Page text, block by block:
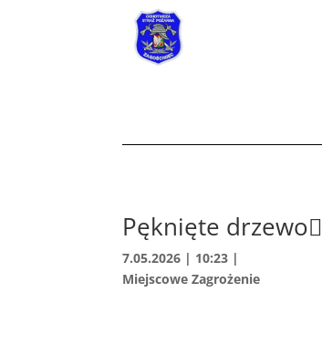
Pęknięte drzewo🪾
7.05.2026 | 10:23 |
Miejscowe Zagrożenie